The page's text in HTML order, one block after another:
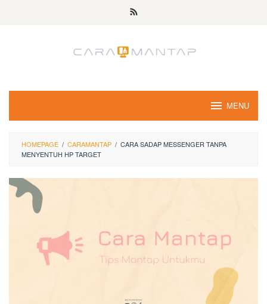
MENU
HOMEPAGE / CARAMANTAP / CARA SADAP MESSENGER TANPA
MENYENTUH HP TARGET